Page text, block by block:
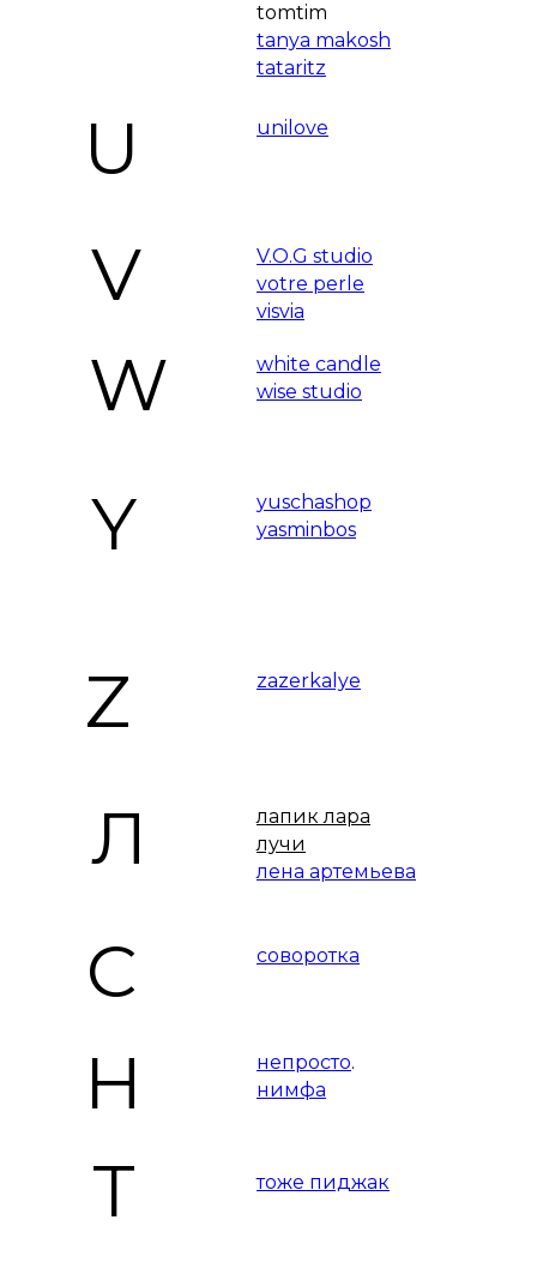
tomtim
tanya makosh
tataritz
U unilove
V.O.G studio
votre perle
visvia
white candle
wise studio
yuschashop
yasminbos
V
W
Y
Z zazerkalye
V.O.G studio
yuschashop
V
W
Y
Л
лапик лара
лучи
лена артемьева
соворотка
С
непросто.
нимфа
Н
тоже пиджак
Т